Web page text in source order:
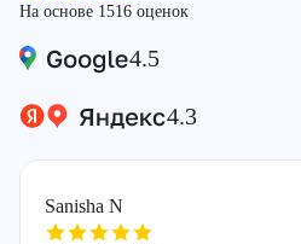
На основе 1516 оценок
4.5
4.3
Sanisha N